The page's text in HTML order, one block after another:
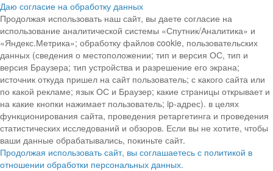
Даю согласие на обработку данных
Продолжая использовать наш сайт, вы даете согласие на
использование аналитической системы «Спутник/Аналитика» и
«Яндекс.Метрика»; обработку файлов cookie, пользовательских
данных (сведения о местоположении; тип и версия ОС, тип и
версия Браузера; тип устройства и разрешение его экрана;
источник откуда пришел на сайт пользователь; с какого сайта или
по какой рекламе; язык ОС и Браузер; какие страницы открывает и
на какие кнопки нажимает пользователь; ip-адрес). в целях
функционирования сайта, проведения ретаргетинга и проведения
статистических исследований и обзоров. Если вы не хотите, чтобы
ваши данные обрабатывались, покиньте сайт.
Продолжая использовать сайт, вы соглашаетесь с политикой в
отношении обработки персональных данных.